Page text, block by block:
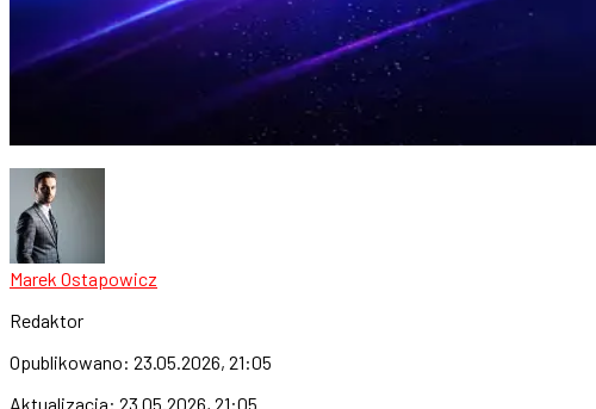
Marek Ostapowicz
Redaktor
Opublikowano: 23.05.2026, 21:05
Aktualizacja: 23.05.2026, 21:05